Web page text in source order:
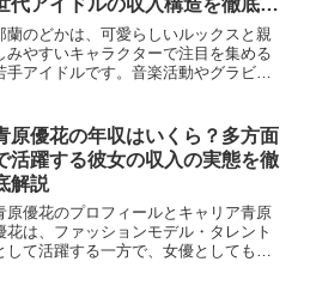
代アイドルの収入構造を徹底解
蘭のどかは、可愛らしいルックスと親
みやすいキャラクターで注目を集める
手アイドルです。音楽活動やグラビ
ト出演も増加しています。この記事で
、那蘭のどかの年収につ...
原優花の年収はいくら？多方面
活躍する彼女の収入の実態を徹
解説
原優花のプロフィールとキャリア青原
花は、ファッションモデル・タレント
して活躍する一方で、女優としても注